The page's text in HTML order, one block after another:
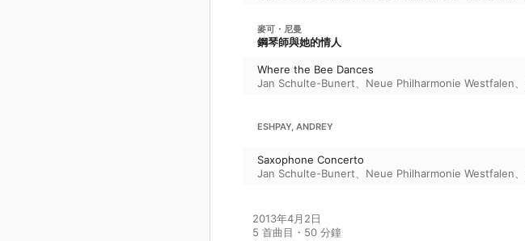
麥可・尼曼
鋼琴師與她的情人
Where the Bee Dances
Jan Schulte-Bunert
Neue Philharmonie Westfalen
ESHPAY, ANDREY
Saxophone Concerto
Jan Schulte-Bunert
Neue Philharmonie Westfalen
2013年4月2日
5 首曲目・50 分鐘